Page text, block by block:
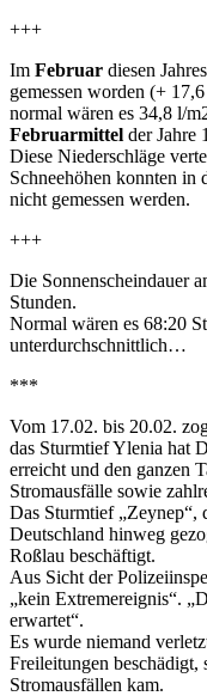
+++
Im Februar diesen
gemessen worden (+
normal wären es 34,8 l/
Februarmittel der Jahre
Diese Niederschläge
Schneehöhen konnten in
nicht gemessen werden.
+++
Die Sonnenscheindauer
Stunden.
Normal wären es 68:20
unterdurchschnittlich…
***
Vom 17.02. bis 20.02.
das Sturmtief Ylenia hat
erreicht und den ganzen
Stromausfälle sowie
Das Sturmtief „Zeynep“,
Deutschland hinweg
Roßlau beschäftigt.
Aus Sicht der
„kein Extremereignis“.
erwartet“.
Es wurde niemand
Freileitungen beschädigt,
Stromausfällen kam.